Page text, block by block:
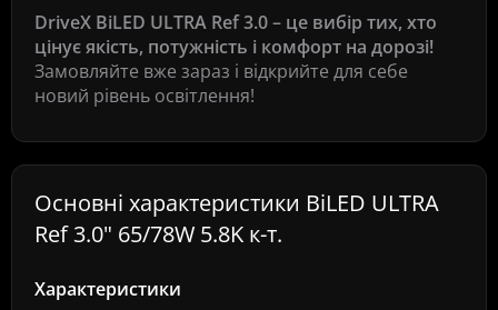
DriveX BiLED ULTRA Ref 3.0 – це вибір тих, хто
цінує якість, потужність і комфорт на дорозі!
Замовляйте вже зараз і відкрийте для себе
новий рівень освітлення!
Основні характеристики BiLED ULTRA
Ref 3.0" 65/78W 5.8K к-т.
Характеристики